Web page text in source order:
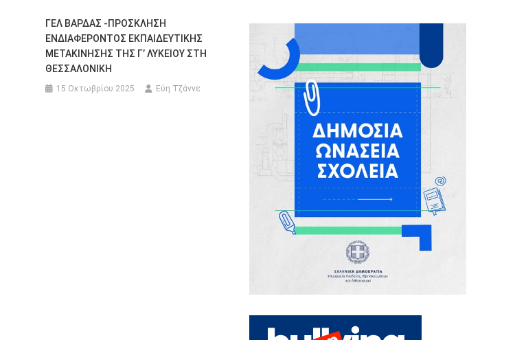
ΓΕΛ ΒΑΡΔΑΣ -ΠΡΟΣΚΛΗΣΗ
ΕΝΔΙΑΦΕΡΟΝΤΟΣ ΕΚΠΑΙΔΕΥΤΙΚΗΣ
ΜΕΤΑΚΙΝΗΣΗΣ ΤΗΣ Γ’ ΛΥΚΕΙΟΥ ΣΤΗ
ΘΕΣΣΑΛΟΝΙΚΗ
15 Οκτωβρίου 2025 Εύη Τζάννε